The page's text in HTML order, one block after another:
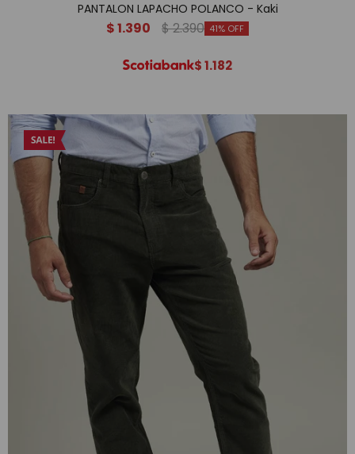
PANTALON LAPACHO POLANCO - Kaki
$1.390 $2.390 41
$1.182